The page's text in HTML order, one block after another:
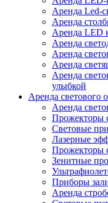
Аренда Led-
Аренда
Аренда LED
Аренда
Аренда
Аренда
Аренда
улыбкой
Аренда светового
Аренда
Прожекторы
Световые
Лазерные
Прожекторы
Зенитные
Приборы
Аренда